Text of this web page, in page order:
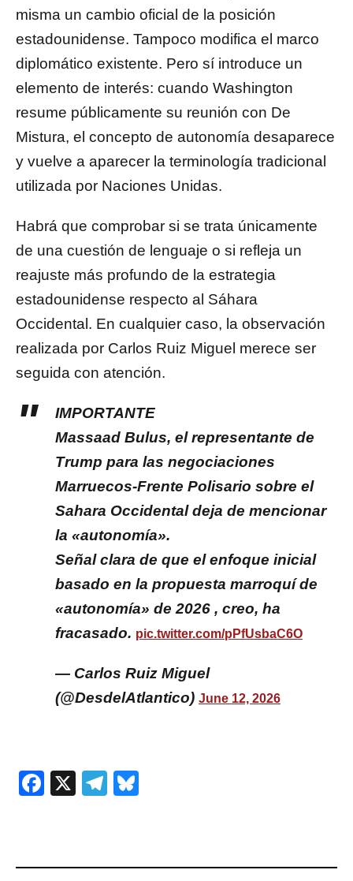
misma un cambio oficial de la posición
estadounidense. Tampoco modifica el marco
diplomático existente. Pero sí introduce un
elemento de interés: cuando Washington
resume públicamente su reunión con De
Mistura, el concepto de autonomía desaparece
y vuelve a aparecer la terminología tradicional
utilizada por Naciones Unidas.
Habrá que comprobar si se trata únicamente
de una cuestión de lenguaje o si refleja un
reajuste más profundo de la estrategia
estadounidense respecto al Sáhara
Occidental. En cualquier caso, la observación
realizada por Carlos Ruiz Miguel merece ser
seguida con atención.
IMPORTANTE
Massaad Bulus, el representante de
Trump para las negociaciones
Marruecos-Frente Polisario sobre el
Sahara Occidental deja de mencionar
la «autonomía».
Señal clara de que el enfoque inicial
basado en la propuesta marroquí de
«autonomía» de 2026 , creo, ha
fracasado. pic.twitter.com/pPfUsbaC6O
— Carlos Ruiz Miguel
(@DesdelAtlantico) June 12, 2026
Facebook
X Telegram